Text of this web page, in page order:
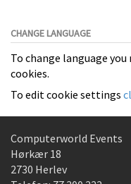
CHANGE LANGUAGE
To change language
cookies.
To edit cookie settings
Computerworld Events
Hørkær 18
2730 Herlev